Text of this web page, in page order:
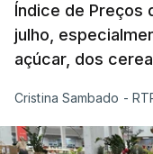
Índice de Preços
julho,
açúcar, dos
Cristina Sambado -